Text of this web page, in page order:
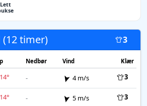
Lett
timer) 3
Nedbør Vind Klær
14° - 4 m/s 3
14° - 5 m/s 3